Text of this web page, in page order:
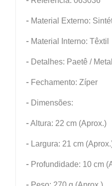
- Material Externo:
- Material Interno: Têxtil
- Detalhes: Paetê / Metal
- Fechamento: Zíper
- Dimensões:
-Altura: 22 cm (Aprox.)
- Largura: 21 cm
- Profundidade: 10 cm